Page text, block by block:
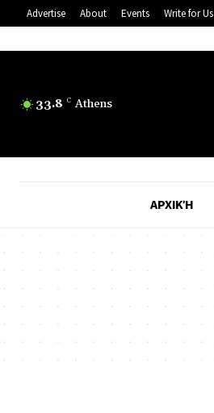
Advertise About Events Write for Us
33.8 C Athens
ΑΡΧΙΚΉ